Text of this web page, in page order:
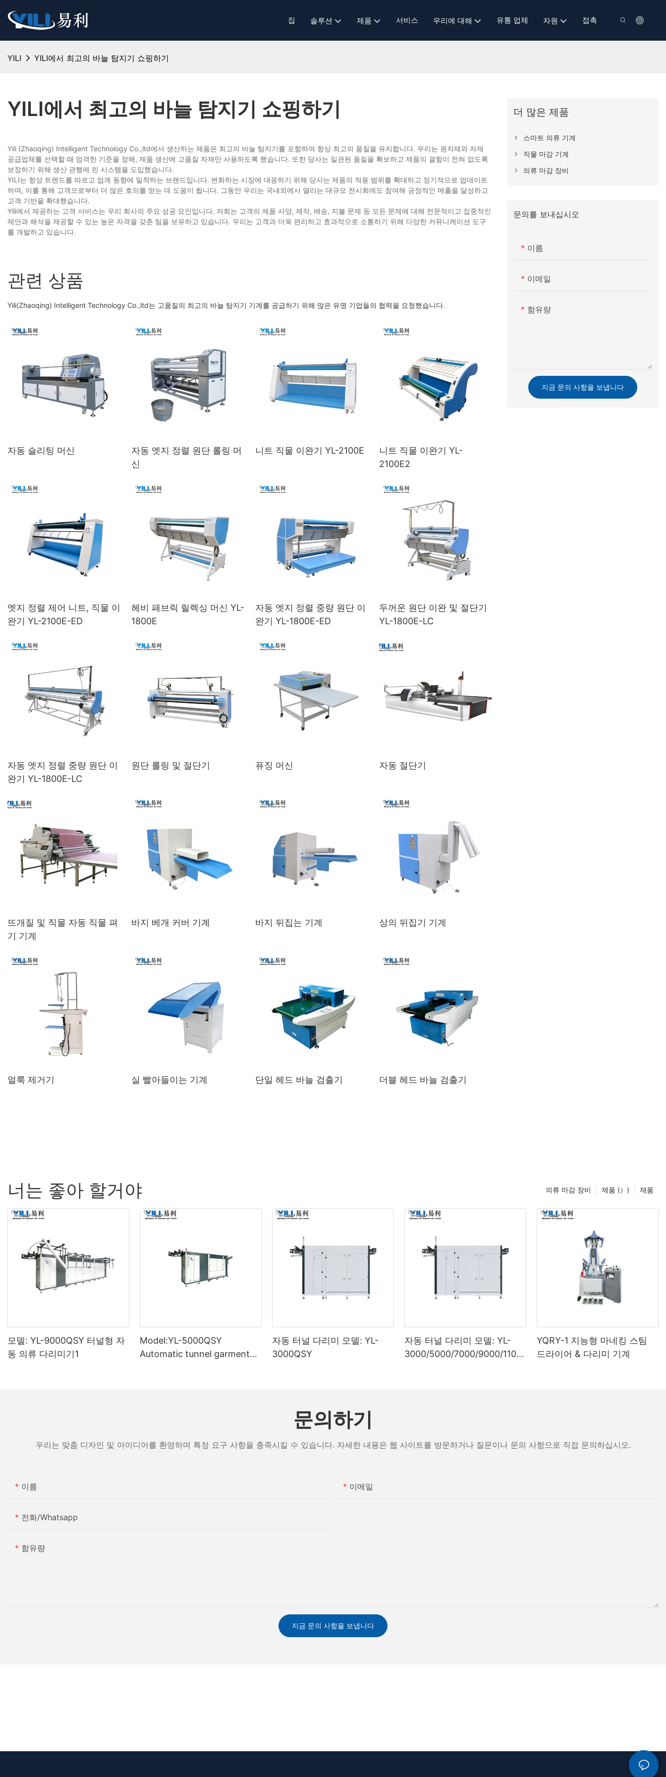
집 솔루션 제품 서비스 우리에 대해 유통 업체 자원 접촉
YILI YILI에서 최고의 바늘 탐지기 쇼핑하기
YILI에서 최고의 바늘 탐지기 쇼핑하기
Yili (Zhaoqing) Intelligent Technology Co.,ltd에서 생산하는 제품은 최고의 바늘 탐지기를 포함하여 항상 최고의 품질을 유지합니다. 우리는 원자재와 자재
공급업체를 선택할 때 엄격한 기준을 정해, 제품 생산에 고품질 자재만 사용하도록 했습니다. 또한 당사는 일관된 품질을 확보하고 제품의 결함이 전혀 없도록
보장하기 위해 생산 관행에 린 시스템을 도입했습니다.
YILI는 항상 트렌드를 따르고 업계 동향에 밀착하는 브랜드입니다. 변화하는 시장에 대응하기 위해 당사는 제품의 적용 범위를 확대하고 정기적으로 업데이트
하며, 이를 통해 고객으로부터 더 많은 호의를 얻는 데 도움이 됩니다. 그동안 우리는 국내외에서 열리는 대규모 전시회에도 참여해 긍정적인 매출을 달성하고
고객 기반을 확대했습니다.
Yili에서 제공하는 고객 서비스는 우리 회사의 주요 성공 요인입니다. 저희는 고객의 제품 사양, 제작, 배송, 지불 문제 등 모든 문제에 대해 전문적이고 집중적인
제안과 해석을 제공할 수 있는 높은 자격을 갖춘 팀을 보유하고 있습니다. 우리는 고객과 더욱 편리하고 효과적으로 소통하기 위해 다양한 커뮤니케이션 도구
를 개발하고 있습니다.
관련 상품
Yili(Zhaoqing) Intelligent Technology Co.,ltd는 고품질의 최고의 바늘 탐지기 기계를 공급하기 위해 많은 유명 기업들의 협력을 요청했습니다.
자동 슬리팅 머신
자동 엣지 정렬 원단 롤링 머
신
니트 직물 이완기 YL-2100E
니트 직물 이완기 YL-
2100E2
엣지 정렬 제어 니트, 직물 이
완기 YL-2100E-ED
헤비 패브릭 릴렉싱 머신 YL-
1800E
자동 엣지 정렬 중량 원단 이
완기 YL-1800E-ED
두꺼운 원단 이완 및 절단기
YL-1800E-LC
자동 엣지 정렬 중량 원단 이
완기 YL-1800E-LC
원단 롤링 및 절단기 퓨징 머신 자동 절단기
뜨개질 및 직물 자동 직물 펴
기 기계
바지 베개 커버 기계 바지 뒤집는 기계 상의 뒤집기 기계
얼룩 제거기 실 빨아들이는 기계 단일 헤드 바늘 검출기 더블 헤드 바늘 검출기
더 많은 제품
스마트 의류 기계
직물 마감 기계
의류 마감 장비
문의를 보내십시오
이름
이메일
함유량
지금 문의 사항을 보냅니다
너는 좋아 할거야 제품
제품 (）)
의류 마감 장비
모델: YL-9000QSY 터널형 자
동 의류 다리미기1
Model:YL-5000QSY
Automatic tunnel garment
자동 터널 다리미 모델: YL-
3000QSY
자동 터널 다리미 모델: YL-
3000/5000/7000/9000/1100
YQRY-1 지능형 마네킹 스팀
드라이어 & 다리미 기계
문의하기
우리는 맞춤 디자인 및 아이디어를 환영하며 특정 요구 사항을 충족시킬 수 있습니다. 자세한 내용은 웹 사이트를 방문하거나 질문이나 문의 사항으로 직접 문의하십시오.
이름 이메일
전화/whatsapp
함유량
지금 문의 사항을 보냅니다